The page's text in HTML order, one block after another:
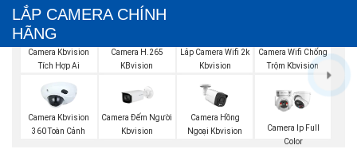
LẮP CAMERA CHÍNH
HÃNG
Camera Kbvision
Tích Hợp Ai
Camera H.265
KBvision
Lắp Camera Wifi 2k
Kbvision
Camera Wifi Chống
Trộm Kbvision
Camera Kbvision
360 Toàn Cảnh
Camera Đếm Người
Kbvision
Camera Hồng
Ngoại Kbvision
Camera Ip Full
Color